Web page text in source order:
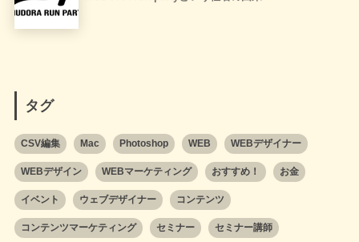
タグ
CSV編集 Mac Photoshop WEB WEBデザイナー
WEBデザイン WEBマーケティング おすすめ！ お金
イベント ウェブデザイナー コンテンツ
コンテンツマーケティング セミナー セミナー講師